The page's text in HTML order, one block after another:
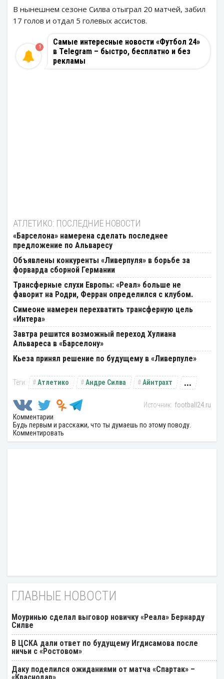
В нынешнем сезоне Силва отыграл 20 матчей, забил
17 голов и отдал 5 голевых ассистов.
Самые интересные новости «Футбол 24»
в Telegram – быстро, бесплатно и без
рекламы
1
АТЛЕТИКО: ПОСЛЕДНИЕ НОВОСТИ
«Барселона» намерена сделать последнее
предложение по Альваресу
Объявлены конкуренты «Ливерпуля» в борьбе за
форварда сборной Германии
Трансферные слухи Европы: «Реал» больше не
фаворит на Родри, Ферран определился с клубом.
Симеоне намерен перехватить трансферную цель
«Интера»
Завтра решится возможный переход Хулиана
Альвареса в «Барселону»
Кьеза принял решение по будущему в «Ливерпуле»
Атлетико Андре Силва Айнтрахт ...
football24.ru
Комментарии
Будь первым и расскажи, что ты думаешь по этому поводу.
Комментировать
ГЛАВНЫЕ НОВОСТИ
Моуринью сделал выговор новичку «Реала» Бернарду
Силве
В ЦСКА дали ответ по будущему Игдисамова после
ничьи с «Ростовом»
Даку поделился ожиданиями от матча «Спартак» –